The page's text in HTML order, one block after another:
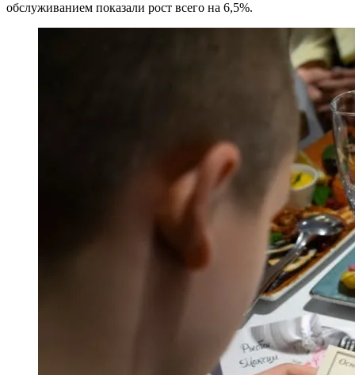
обслуживанием показали рост всего на 6,5%.